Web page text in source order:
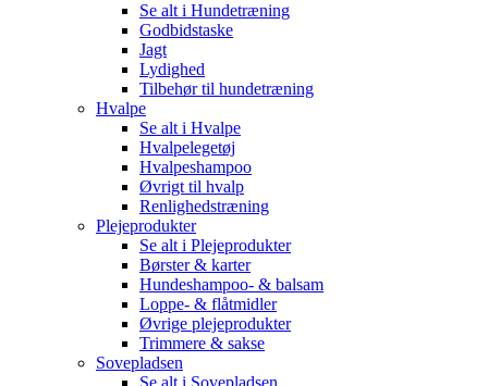
Se alt i Hundetræning
Godbidstaske
Jagt
Lydighed
Tilbehør til hundetræning
Hvalpe
Se alt i Hvalpe
Hvalpelegetøj
Hvalpeshampoo
Øvrigt til hvalp
Renlighedstræning
Plejeprodukter
Se alt i Plejeprodukter
Børster & karter
Hundeshampoo- & balsam
Loppe- & flåtmidler
Øvrige plejeprodukter
Trimmere & sakse
Sovepladsen
Se alt i Sovepladsen